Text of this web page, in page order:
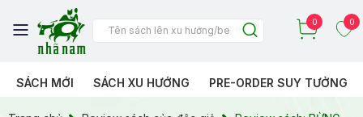
0 0
SÁCH MỚI SÁCH XU HƯỚNG PRE-ORDER SUY TƯỞNG